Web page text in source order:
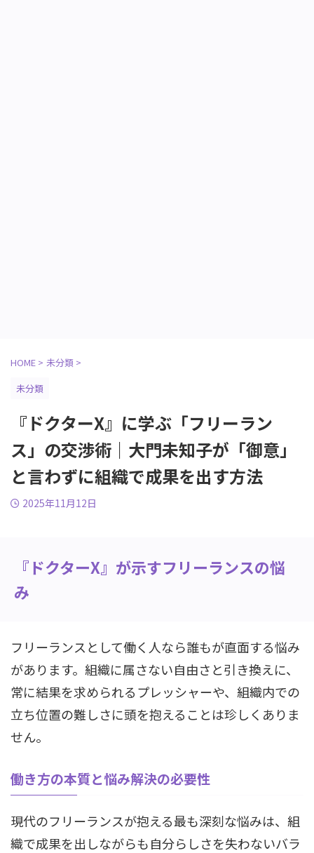
HOME > 未分類 >
未分類
『ドクターX』に学ぶ「フリーラン
ス」の交渉術｜大門未知子が「御意」
と言わずに組織で成果を出す方法
2025年11月12日
『ドクターX』が示すフリーランスの悩
み
フリーランスとして働く人なら誰もが直面する悩み
があります。組織に属さない自由さと引き換えに、
常に結果を求められるプレッシャーや、組織内での
立ち位置の難しさに頭を抱えることは珍しくありま
せん。
働き方の本質と悩み解決の必要性
現代のフリーランスが抱える最も深刻な悩みは、組
織で成果を出しながらも自分らしさを失わないバラ